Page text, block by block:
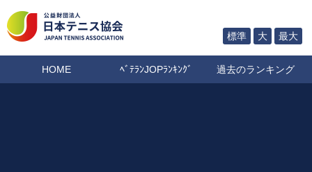
標準 大 最大
HOME ﾍﾞﾃﾗﾝJOPﾗﾝｷﾝｸﾞ 過去のランキング